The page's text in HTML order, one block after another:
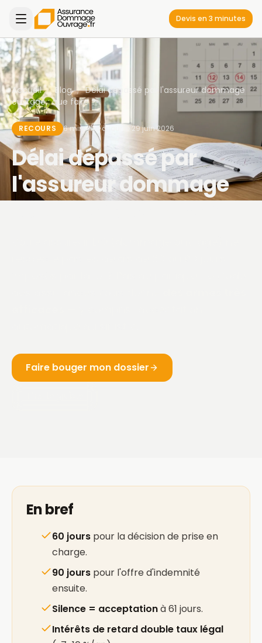
Devis en 3 minutes
Accueil / Blog / Délai dépassé par l'assureur dommage
ouvrage : que faire ?
RECOURS 6 min · Mis à jour le 29 juin 2026
Délai dépassé par
l'assureur dommage
ouvrage : que faire ?
Faire bouger mon dossier
En bref
60 jours pour la décision de prise en
charge.
90 jours pour l'offre d'indemnité
ensuite.
Silence = acceptationà 61 jours.
Intérêts de retard double taux légal